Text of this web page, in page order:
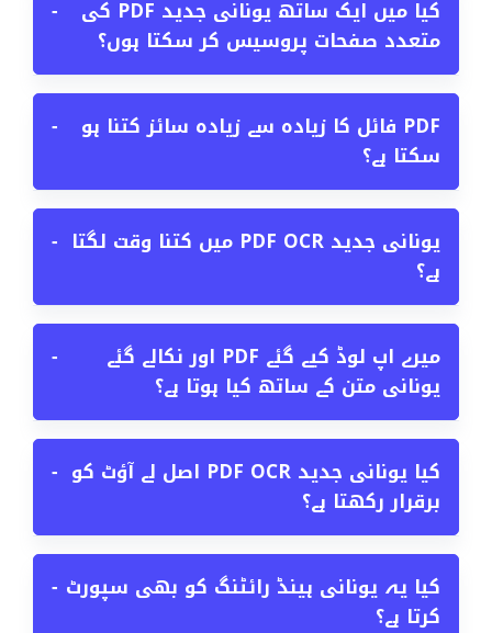
کیا میں ایک ساتھ یونانی جدید PDF کی
متعدد صفحات پروسیس کر سکتا ہوں؟
−
PDF فائل کا زیادہ سے زیادہ سائز کتنا ہو
سکتا ہے؟
−
یونانی جدید PDF OCR میں کتنا وقت لگتا
ہے؟
−
میرے اپ لوڈ کیے گئے PDF اور نکالے گئے
یونانی متن کے ساتھ کیا ہوتا ہے؟
−
کیا یونانی جدید PDF OCR اصل لے آؤٹ کو
برقرار رکھتا ہے؟
−
کیا یہ یونانی ہینڈ رائٹنگ کو بھی سپورٹ
کرتا ہے؟
−